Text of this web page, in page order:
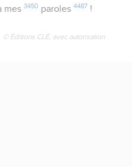
mes3450 paroles4487 !
© Éditions CLÉ, avec autorisation